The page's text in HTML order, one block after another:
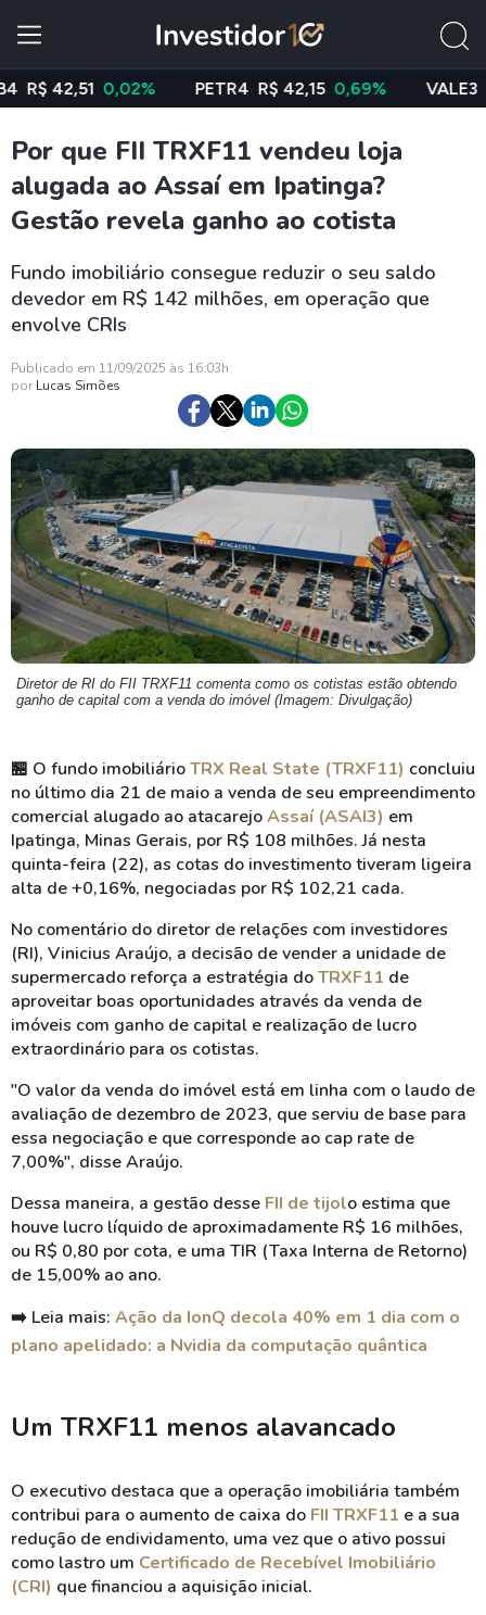
42,51 0,02% PETR4 R$ 42,15 0,69% VALE3 R$
Por que FII TRXF11 vendeu loja
alugada ao Assaí em Ipatinga?
Gestão revela ganho ao cotista
Fundo imobiliário consegue reduzir o seu saldo
devedor em R$ 142 milhões, em operação que
envolve CRIs
Publicado em 11/09/2025 às 16:03h
por Lucas Simões
Diretor de RI do FII TRXF11 comenta como os cotistas estão obtendo
ganho de capital com a venda do imóvel (Imagem: Divulgação)
🏪 O fundo imobiliárioTRX Real State (TRXF11) concluiu
no último dia 21 de maio a venda de seu empreendimento
comercial alugado ao atacarejoAssaí (ASAI3) em
Ipatinga, Minas Gerais, por R$ 108 milhões. Já nesta
quinta-feira (22), as cotas do investimento tiveram ligeira
alta de +0,16%, negociadas por R$ 102,21 cada.
No comentário do diretor de relações com investidores
(RI), Vinicius Araújo, a decisão de vender a unidade de
supermercado reforça a estratégia doTRXF11 de
aproveitar boas oportunidades através da venda de
imóveis com ganho de capital e realização de lucro
extraordinário para os cotistas.
"O valor da venda do imóvel está em linha com o laudo de
avaliação de dezembro de 2023, que serviu de base para
essa negociação e que corresponde ao cap rate de
7,00%", disse Araújo.
Dessa maneira, a gestão desse FII de tijolo estima que
houve lucro líquido de aproximadamente R$ 16 milhões,
ou R$ 0,80 por cota, e uma TIR (Taxa Interna de Retorno)
de 15,00% ao ano.
➡️ Leia mais: Ação da IonQ decola 40% em 1 dia com o
plano apelidado: a Nvidia da computação quântica
Um TRXF11 menos alavancado
O executivo destaca que a operação imobiliária também
contribui para o aumento de caixa do FII TRXF11 e a sua
redução de endividamento, uma vez que o ativo possui
como lastro um Certificado de Recebível Imobiliário
(CRI) que financiou a aquisição inicial.